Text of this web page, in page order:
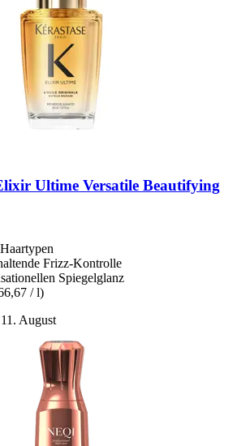
Ultime Versatile Beautifying
Frizz-Kontrolle
Spiegelglanz
/ l)
August